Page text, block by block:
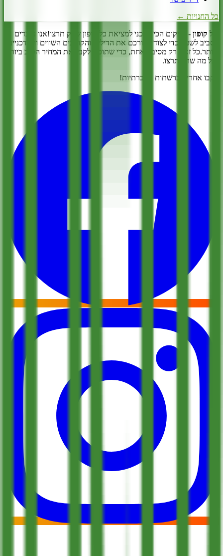
כל החנויות ←
דיל קופון - המקום הכי עדכני למציאת כל קופון שרק תרצו!אנו עובדים
מסביב לשעון כדי לצוד עבורכם את הדילים והקופונים השווים והעדכניים
ביותר.כל זאת רק מסיבה אחת, כדי שתוכלו לקבל את המחיר הטוב ביותר
לכל מה שרק תרצו.
עקבו אחרינו ברשתות החברתיות!